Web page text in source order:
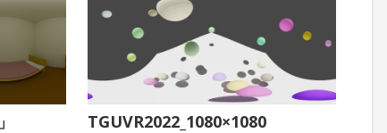
TGUVR2022_1080×1080